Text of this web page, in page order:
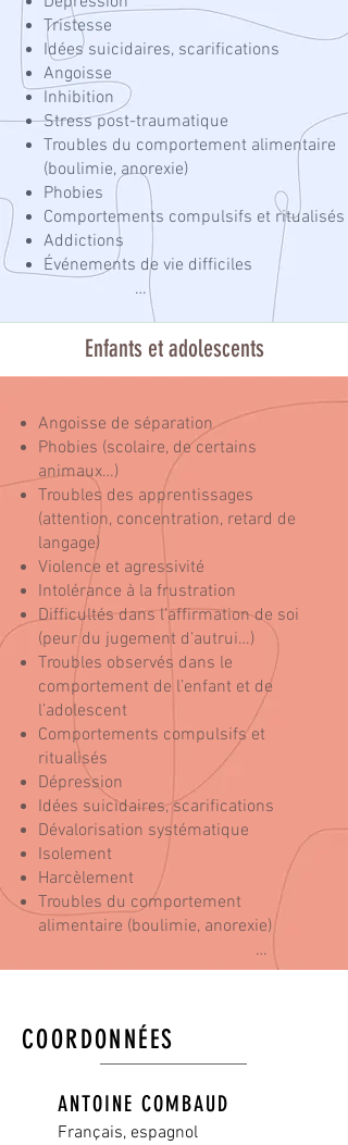
Tristesse
Idées suicidaires, scarifications
Angoisse
Inhibition
Stress post-traumatique
Troubles du comportement alimentaire
(boulimie, anorexie)
Phobies
Comportements compulsifs et ritualisés
Addictions
Événements de vie difficiles
…
Enfants et adolescents
Angoisse de séparation
Phobies (scolaire, de certains
animaux…)
Troubles des apprentissages
(attention, concentration, retard de
langage)
Violence et agressivité
Intolérance à la frustration
Difficultés dans l’affirmation de soi
(peur du jugement d’autrui…)
Troubles observés dans le
comportement de l’enfant et de
l’adolescent
Comportements compulsifs et
ritualisés
Dépression
Idées suicidaires, scarifications
Dévalorisation systématique
Isolement
Harcèlement
Troubles du comportement
alimentaire (boulimie, anorexie)
…
COORDONNÉES
ANTOINE COMBAUD
Français, espagnol